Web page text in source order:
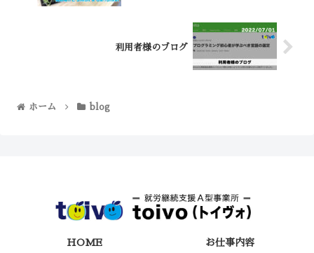
利用者様のブログ
ホーム blog
HOME お仕事内容